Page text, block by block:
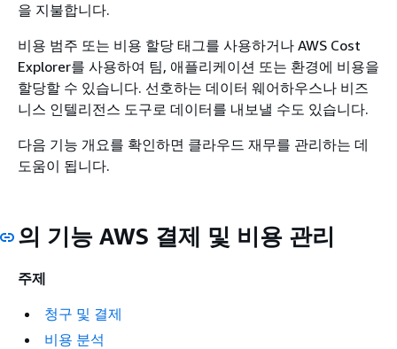
을 지불합니다.
비용 범주 또는 비용 할당 태그를 사용하거나 AWS Cost
Explorer를 사용하여 팀, 애플리케이션 또는 환경에 비용을
할당할 수 있습니다. 선호하는 데이터 웨어하우스나 비즈
니스 인텔리전스 도구로 데이터를 내보낼 수도 있습니다.
다음 기능 개요를 확인하면 클라우드 재무를 관리하는 데
도움이 됩니다.
의 기능 AWS 결제 및 비용 관리
주제
청구 및 결제
비용 분석